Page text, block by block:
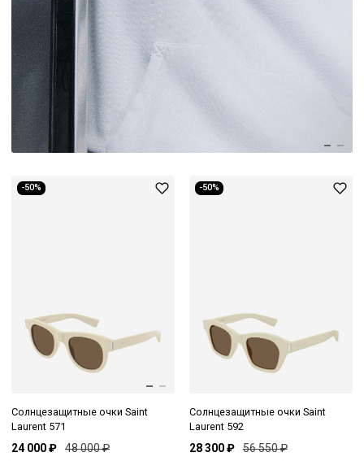
-50%
Солнцезащитные очки Saint
Laurent 571
24 000 ₽ 48 000 ₽
-50%
Солнцезащитные очки Saint
Laurent 592
28 300 ₽ 56 550 ₽